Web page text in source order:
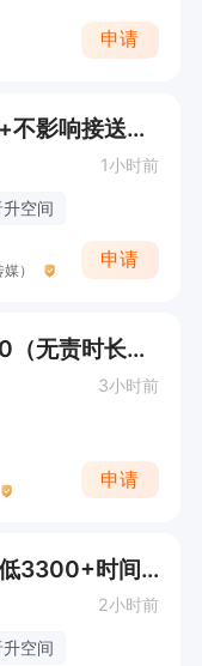
申请
抖音主播（接受小白+可居家+不影响接送小孩）
1小时前
升空间
）
申请
主播（交五险一金+无责6000（无责时长半年）+时间自由
3小时前
申请
主播（新手有专业运营带+最低3300+时间自由）
2小时前
升空间